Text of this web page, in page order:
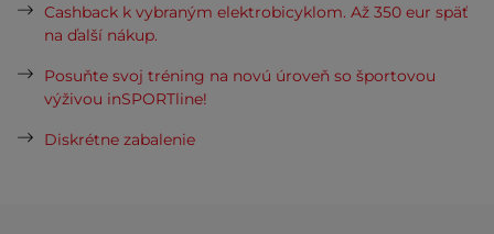
Cashback k vybraným elektrobicyklom. Až 350 eur späť
na ďalší nákup.
Posuňte svoj tréning na novú úroveň so športovou
výživou inSPORTline!
Diskrétne zabalenie